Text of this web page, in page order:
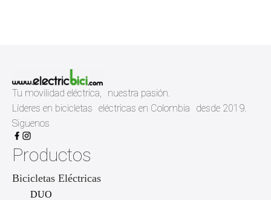
Tu movilidad eléctrica, nuestra pasión.
Líderes en bicicletas eléctricas en Colombia desde 2019.
Siguenos
Productos
Bicicletas Eléctricas
DUO